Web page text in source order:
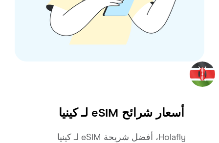
أسعار شرائح eSIM لـ كينيا
Holafly، أفضل شريحة eSIM لـ كينيا